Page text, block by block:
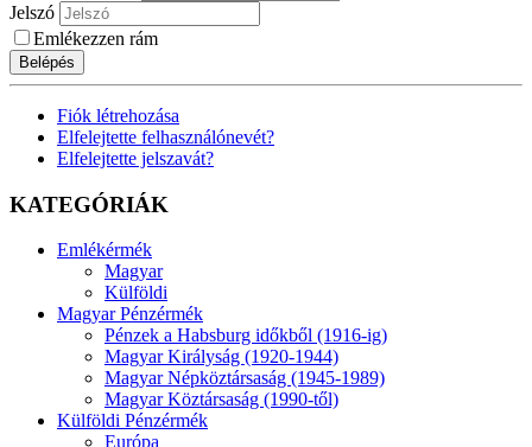
Jelszó
Emlékezzen rám
Belépés
Fiók létrehozása
Elfelejtette felhasználónevét?
Elfelejtette jelszavát?
KATEGÓRIÁK
Emlékérmék
Magyar
Külföldi
Magyar Pénzérmék
Pénzek a Habsburg időkből (1916-ig)
Magyar Királyság (1920-1944)
Magyar Népköztársaság (1945-1989)
Magyar Köztársaság (1990-től)
Külföldi Pénzérmék
Európa